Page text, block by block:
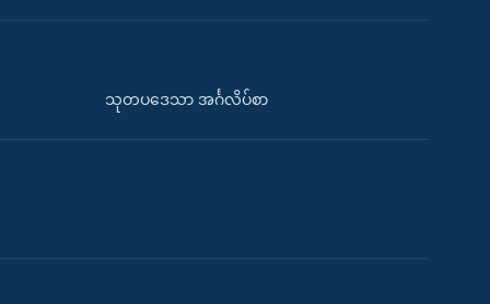
သုတပဒေသာ အင်္ဂလိပ်စာ